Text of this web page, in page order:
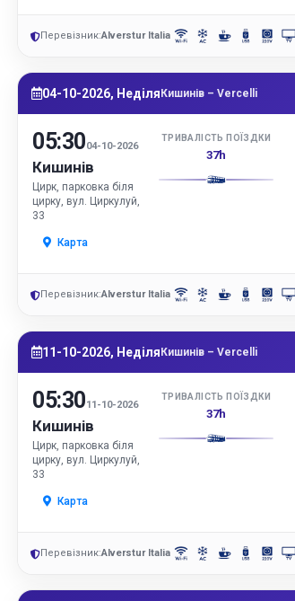
Перевізник:Alverstur Italia
04-10-2026, Неділя Кишинів – Vercelli
05:3004-10-2026
Кишинів
Цирк, парковка біля
цирку, вул. Циркулуй,
33
Карта
ТРИВАЛІСТЬ ПОЇЗДКИ
37h
Перевізник:Alverstur Italia
11-10-2026, Неділя Кишинів – Vercelli
05:3011-10-2026
Кишинів
Цирк, парковка біля
цирку, вул. Циркулуй,
33
Карта
ТРИВАЛІСТЬ ПОЇЗДКИ
37h
Перевізник:Alverstur Italia